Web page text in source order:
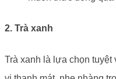
2. Trà xanh
Trà xanh là lựa chọn